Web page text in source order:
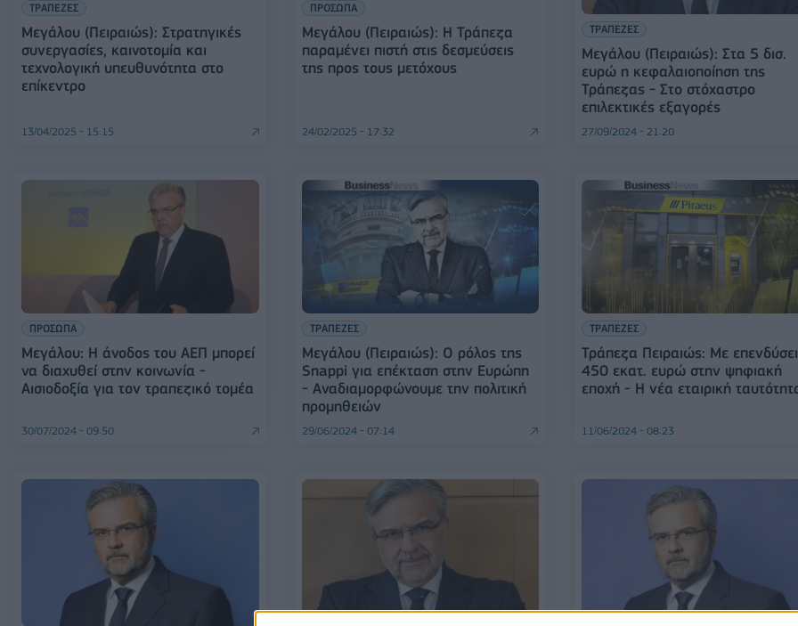
ΤΡΑΠΕΖΕΣ
Μεγάλου (Πειραιώς): Στρατηγικές
συνεργασίες, καινοτομία και
τεχνολογική υπευθυνότητα στο
επίκεντρο
13/04/2025 - 15:15
ΠΡΟΣΩΠΑ
Μεγάλου (Πειραιώς): Η Τράπεζα
παραμένει πιστή στις δεσμεύσεις
της προς τους μετόχους
24/02/2025 - 17:32
ΤΡΑΠΕΖΕΣ
Μεγάλου (Πειραιώς): Στα 5 δισ.
ευρώ η κεφαλαιοποίηση της
Τράπεζας - Στο στόχαστρο
επιλεκτικές εξαγορές
27/09/2024 - 21:20
ΠΡΟΣΩΠΑ
Μεγάλου: Η άνοδος του ΑΕΠ μπορεί
να διαχυθεί στην κοινωνία -
Αισιοδοξία για τον τραπεζικό τομέα
30/07/2024 - 09:50
ΤΡΑΠΕΖΕΣ
Μεγάλου (Πειραιώς): Ο ρόλος της
Snappi για επέκταση στην Ευρώπη
- Αναδιαμορφώνουμε την πολιτική
προμηθειών
29/06/2024 - 07:14
ΤΡΑΠΕΖΕΣ
Τράπεζα Πειραιώς: Με
450 εκατ. ευρώ στην ψηφιακή
εποχή - Η νέα εταιρική
11/06/2024 - 08:23